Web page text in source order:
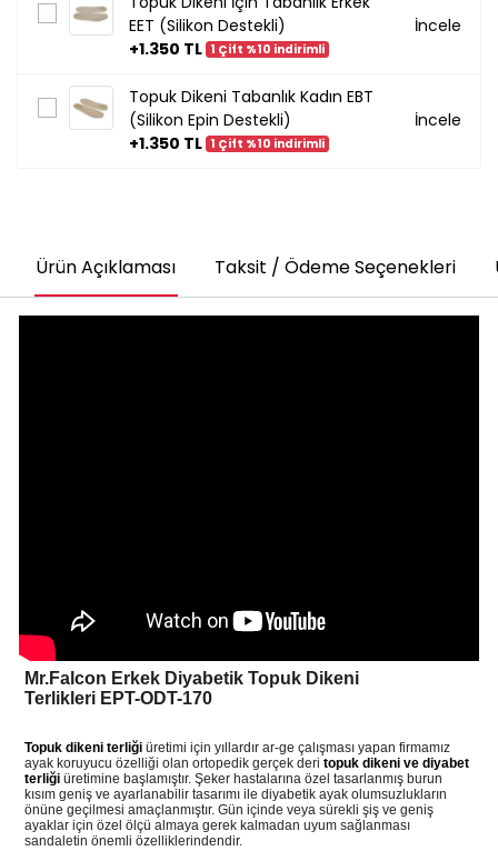
EET (Silikon Destekli)
+1.350 TL 1 Çift %10 indirimli
İncele
Topuk Dikeni Tabanlık Kadın EBT
(Silikon Epin Destekli)
+1.350 TL 1 Çift %10 indirimli
İncele
Ürün Açıklaması Taksit / Ödeme Seçenekleri
Mr.Falcon Erkek Diyabetik Topuk Dikeni
Terlikleri EPT-ODT-170
Topuk dikeni terliğiüretimi için yıllardır ar-ge çalışması yapan firmamız
ayak koruyucu özelliği olan ortopedik gerçek deri topuk dikeni ve diyabet
terliğiüretimine başlamıştır. Şeker hastalarına özel tasarlanmış burun
kısım geniş ve ayarlanabilir tasarımı ile diyabetik ayak olumsuzlukların
önüne geçilmesi amaçlanmıştır. Gün içinde veya sürekli şiş ve geniş
ayaklar için özel ölçü almaya gerek kalmadan uyum sağlanması
sandaletin önemli özelliklerindendir.